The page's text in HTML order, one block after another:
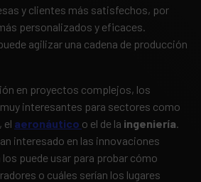
y clientes más satisfechos, por
personalizados y eficaces.
agilizar una cadena de producción
en proyectos complejos, los
interesantes para sectores como
, el aeronáutico o el de la ingeniería.
interesado en las innovaciones
puede usar para probar cómo
o cuáles serían los lugares